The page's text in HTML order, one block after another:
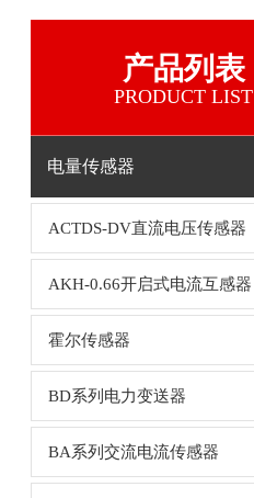
产品列表
PRODUCT LIST
电量传感器
ACTDS-DV直流电压传感器
AKH-0.66开启式电流互感器
霍尔传感器
BD系列电力变送器
BA系列交流电流传感器